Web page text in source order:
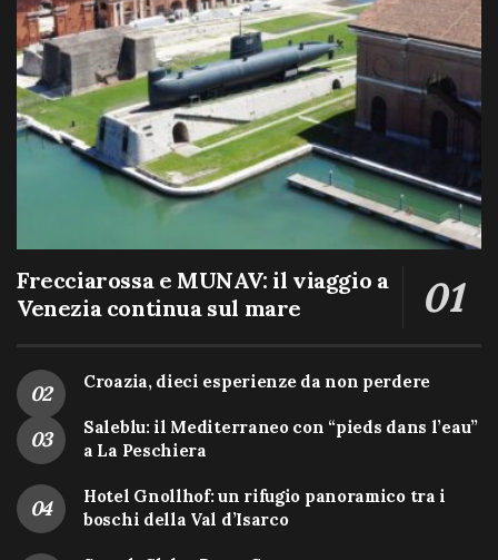
Frecciarossa e MUNAV: il viaggio a
Venezia continua sul mare
Croazia, dieci esperienze da non perdere
Saleblu: il Mediterraneo con “pieds dans l’eau”
a La Peschiera
Hotel Gnollhof: un rifugio panoramico tra i
boschi della Val d’Isarco